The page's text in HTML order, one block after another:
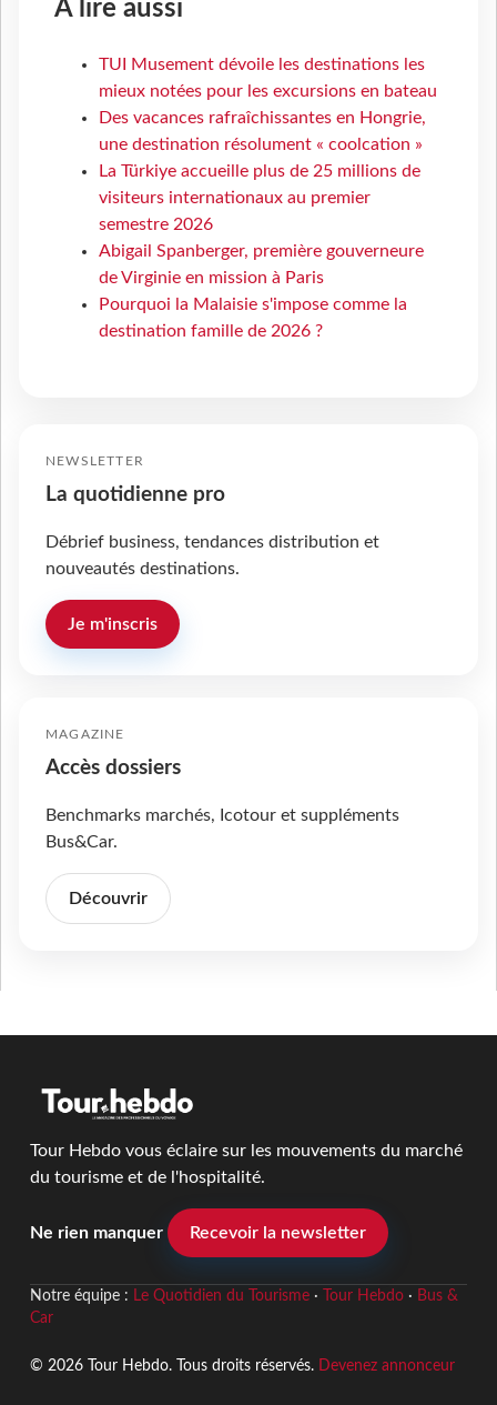
À lire aussi
TUI Musement dévoile les destinations les
mieux notées pour les excursions en bateau
Des vacances rafraîchissantes en Hongrie,
une destination résolument « coolcation »
La Türkiye accueille plus de 25 millions de
visiteurs internationaux au premier
semestre 2026
Abigail Spanberger, première gouverneure
de Virginie en mission à Paris
Pourquoi la Malaisie s'impose comme la
destination famille de 2026 ?
NEWSLETTER
La quotidienne pro
Débrief business, tendances distribution et
nouveautés destinations.
Je m'inscris
MAGAZINE
Accès dossiers
Benchmarks marchés, Icotour et suppléments
Bus&Car.
Découvrir
Tour Hebdo vous éclaire sur les mouvements du marché
du tourisme et de l'hospitalité.
Ne rien manquer Recevoir la newsletter
Notre équipe : Le Quotidien du Tourisme· Tour Hebdo· Bus &
Car
© 2026 Tour Hebdo. Tous droits réservés. Devenez annonceur